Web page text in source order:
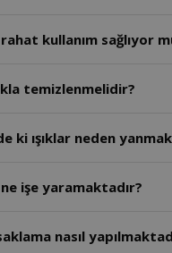
kullanım sağlıyor
temizlenmelidir?
ki ışıklar neden
işe yaramaktadır?
Buhar Kazanlı Ütü kablo saklama nasıl